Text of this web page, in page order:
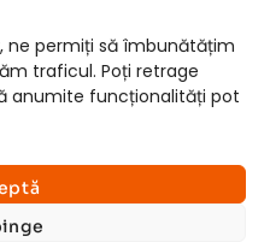
ne permiți să îmbunătățim
traficul. Poți retrage
anumite funcționalități pot
web.ro
×